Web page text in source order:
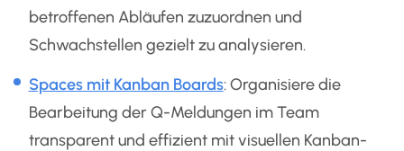
betroffenen Abläufen zuzuordnen und
Schwachstellen gezielt zu analysieren.
Spaces mit Kanban Boards: Organisiere die
Bearbeitung der Q-Meldungen im Team
transparent und effizient mit visuellen Kanban-